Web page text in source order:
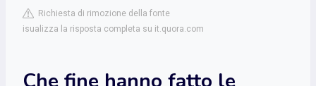
Richiesta di rimozione della fonte
isualizza la risposta completa su it.quora.com